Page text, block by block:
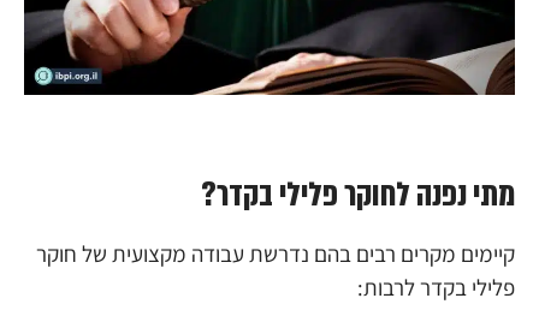
מתי נפנה לחוקר פלילי בקדר?
קיימים מקרים רבים בהם נדרשת עבודה מקצועית של חוקר
פלילי בקדר לרבות: